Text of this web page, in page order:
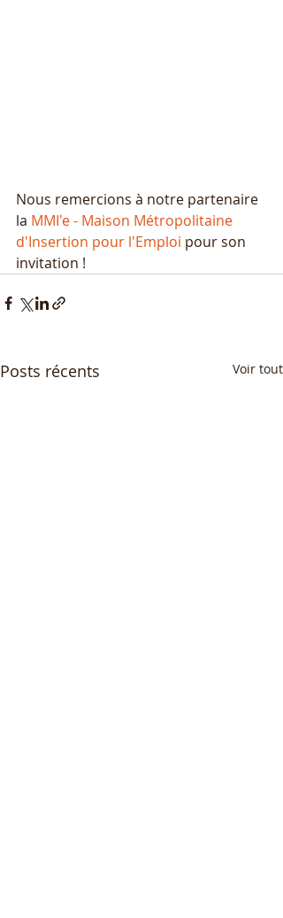
Nous remercions à notre partenaire
la MMI'e - Maison Métropolitaine
d'Insertion pour l'Emploi pour son
invitation !
Posts récents Voir tout